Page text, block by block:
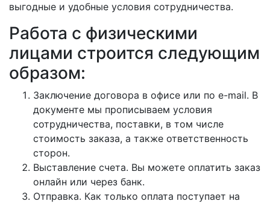
выгодные и удобные условия сотрудничества.
Работа с физическими
лицами строится следующим
образом:
Заключение договора в офисе или по e-mail. В
документе мы прописываем условия
сотрудничества, поставки, в том числе
стоимость заказа, а также ответственность
сторон.
Выставление счета. Вы можете оплатить заказ
онлайн или через банк.
Отправка. Как только оплата поступает на